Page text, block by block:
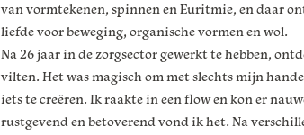
van vormtekenen, spinnen en Euritmie, en daar
liefde voor beweging, organische vormen en wol.
Na 26 jaar in de zorgsector gewerkt te hebben,
vilten. Het was magisch om met slechts mijn
iets te creëren. Ik raakte in een flow en kon er
rustgevend en betoverend vond ik het. Na